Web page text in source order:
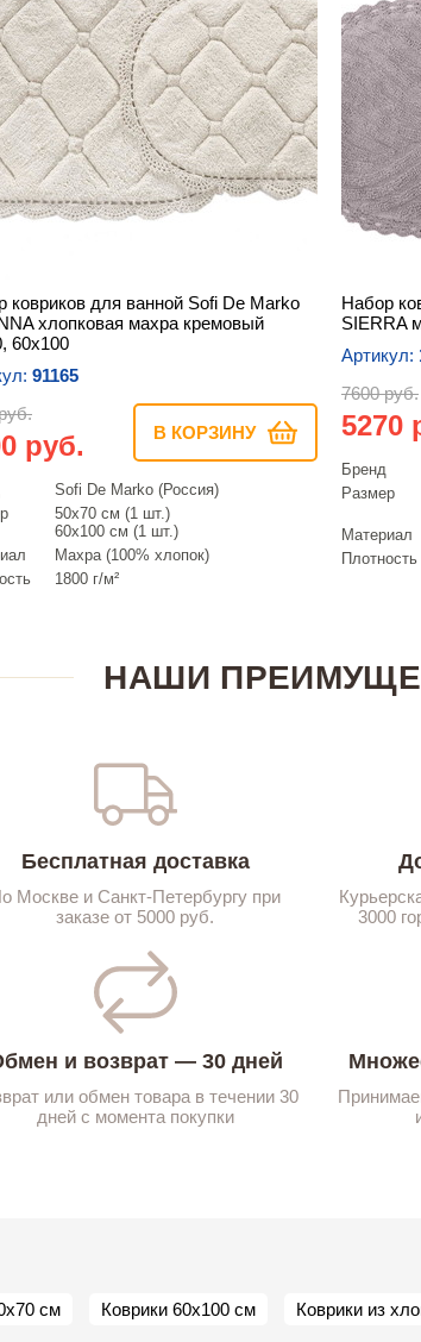
ковриков для ванной Sofi De Marko
хлопковая махра кремовый
60х100
91165
руб. В КОРЗИНУ
Sofi De Marko (Россия)
50х70 см (1 шт.)
60х100 см (1 шт.)
Махра (100% хлопок)
1800 г/м²
Набор
SIERRA
Артикул:
7600 руб.
5270
Бренд
Размер
Материал
Плотность
НАШИ
Бесплатная доставка
Москве и Санкт-Петербургу при
заказе от 5000 руб.
3000
и возврат — 30 дней
или обмен товара в течении 30
дней с момента покупки
см Коврики 60х100 см Коврики из